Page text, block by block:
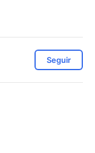
Seguir